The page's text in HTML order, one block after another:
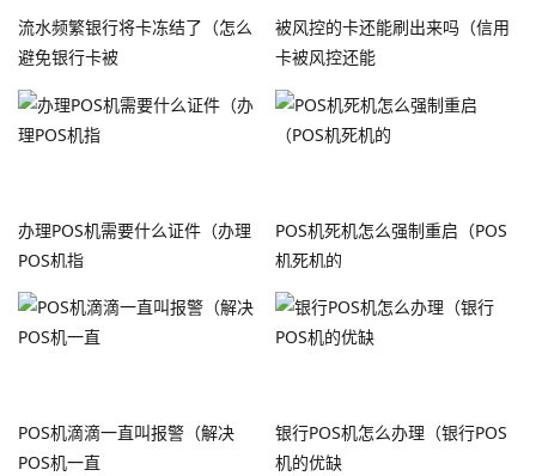
流水频繁银行将卡冻结了（怎么
避免银行卡被
被风控的卡还能刷出来吗（信用
卡被风控还能
办理POS机需要什么证件（办理
POS机指
POS机死机怎么强制重启（POS
机死机的
POS机滴滴一直叫报警（解决
POS机一直
银行POS机怎么办理（银行POS
机的优缺